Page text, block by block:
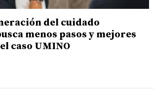
del cuidado
menos pasos y mejores
caso UMINO